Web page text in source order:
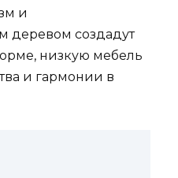
и
деревом создадут
низкую мебель
и гармонии в